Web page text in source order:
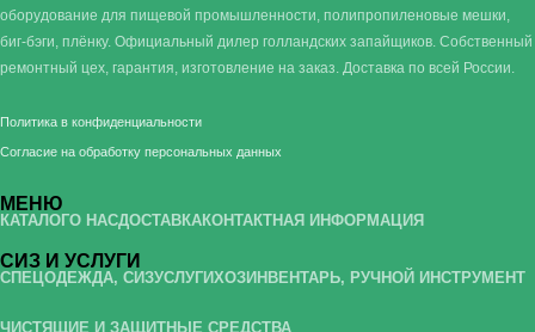
оборудование для пищевой промышленности, полипропиленовые мешки,
биг-бэги, плёнку. Официальный дилер голландских запайщиков. Собственный
ремонтный цех, гарантия, изготовление на заказ. Доставка по всей России.
Политика в конфиденциальности
Согласие на обработку персональных данных
МЕНЮ
КАТАЛОГО НАСДОСТАВКАКОНТАКТНАЯ ИНФОРМАЦИЯ
СИЗ И УСЛУГИ
СПЕЦОДЕЖДА, СИЗУСЛУГИХОЗИНВЕНТАРЬ, РУЧНОЙ ИНСТРУМЕНТ
ЧИСТЯЩИЕ И ЗАЩИТНЫЕ СРЕДСТВА